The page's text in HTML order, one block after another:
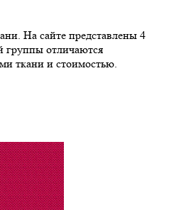
На сайте представлены 4
отличаются
ткани и стоимостью.